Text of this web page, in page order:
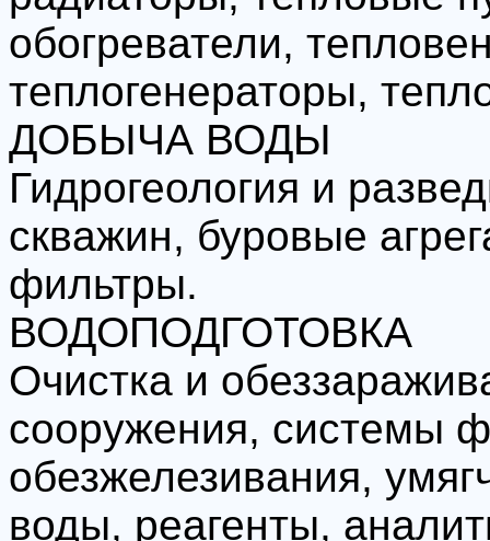
обогреватели,
теплогенераторы,
ДОБЫЧА ВОДЫ
Гидрогеология и
скважин, буровые
фильтры.
ВОДОПОДГОТОВКА
Очистка и
сооружения, системы
обезжелезивания,
воды, реагенты,